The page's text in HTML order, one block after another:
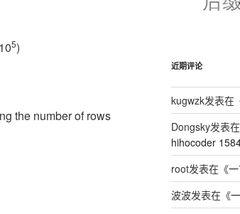
5)
the number of rows
近期评论
kugwzk发表在
Dongsky发表
hihocoder
root发表在《
波波发表在《